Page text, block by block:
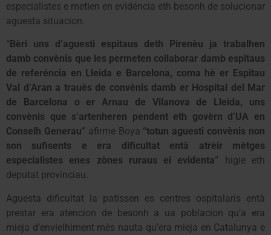
especialistes e metien en evidéncia eth besonh de solucionar
aguesta situacion.
“ Bèri uns d’aguesti espitaus deth Pirenèu ja trabalhen
damb convènis que les permeten collaborar damb espitaus
de referéncia en Lleida e Barcelona, coma hè er Espitau
Val d’Aran a trauès de convènis damb er Hospital del Mar
de Barcelona o er Arnau de Vilanova de Lleida, uns
convènis que s’artenheren pendent eth govèrn d’UA en
Conselh Generau” afirme Boya “totun aguesti convènis non
son sufisents e era dificultat entà atrèir mètges
especialistes enes zònes ruraus ei evidenta” higie eth
deputat provinciau.
Aguesta dificultat la patissen es centres ospitalaris entà
prestar era atencion de besonh a ua poblacion qu’a era
mieja d’envielhiment mès nauta qu’era mieja en Catalunya e